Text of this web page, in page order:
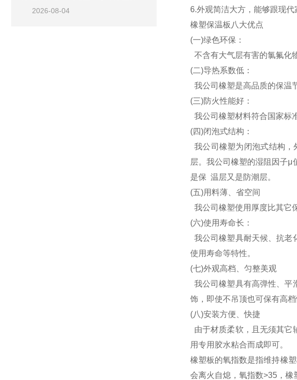
2026-08-04
6.外观简洁大方，能够跟现代
橡塑保温板八大优点
(一)绿色环保：
不含有大气层有害的氯氟化
(二)导热系数低：
我公司橡塑是高品质的保温
(三)防火性能好：
我公司橡塑材料符合国家标
(四)闭泡式结构：
我公司橡塑为闭泡式结构
层。我公司橡塑的湿阻因子
是保 温层又是防潮层。
(五)用料薄、省空间
我公司橡塑使用厚度比其它
(六)使用寿命长：
我公司橡塑具耐天候、抗老
使用寿命等特性。
(七)外观高档、匀整美观
我公司橡塑具有高弹性、平
饰，即使不吊顶也可保有高档
(八)安装方便、快捷
由于材质柔软，且无须其它
用专用胶水粘合而成即可。
橡塑板的氧指数是指维持橡
会离火自熄，氧指数>35，橡